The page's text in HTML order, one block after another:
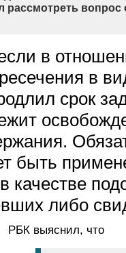
рассмотреть
в
в
срок
быть
качестве
либо
РБК выяснил, что